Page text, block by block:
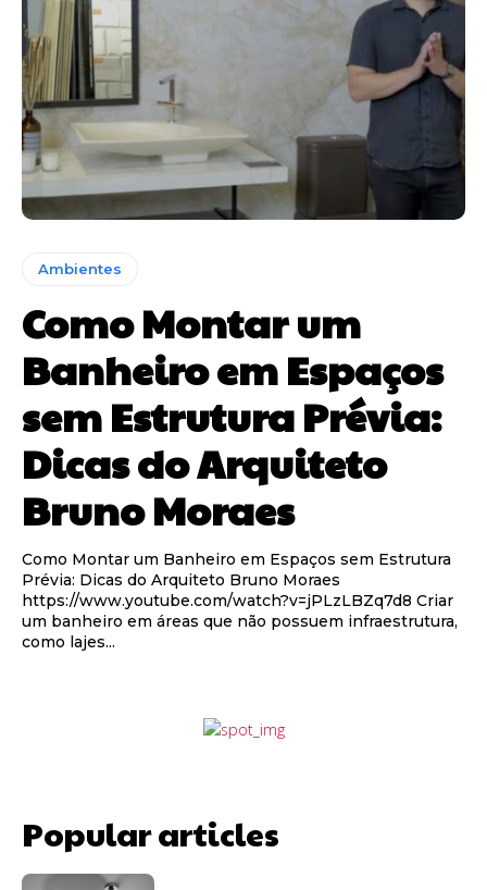
Ambientes
Como Montar um
Banheiro em Espaços
sem Estrutura Prévia:
Dicas do Arquiteto
Bruno Moraes
Como Montar um Banheiro em Espaços sem Estrutura
Prévia: Dicas do Arquiteto Bruno Moraes
https://www.youtube.com/watch?v=jPLzLBZq7d8 Criar
um banheiro em áreas que não possuem infraestrutura,
como lajes...
Popular articles